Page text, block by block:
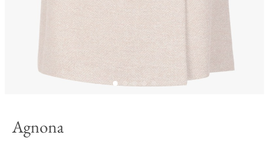
Agnona